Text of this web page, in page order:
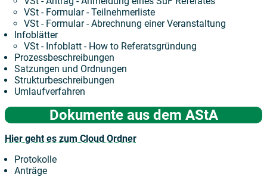
VSt - Formular - Teilnehmerliste
VSt - Formular - Abrechnung einer Veranstaltung
Infoblätter
VSt - Infoblatt - How to Referatsgründung
Prozessbeschreibungen
Satzungen und Ordnungen
Strukturbeschreibungen
Umlaufverfahren
Dokumente aus dem AStA
Hier geht es zum Cloud Ordner
Protokolle
Anträge